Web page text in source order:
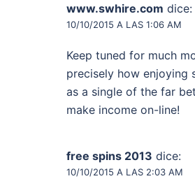
www.swhire.com dice:
10/10/2015 A LAS 1:06 AM
Keep tuned for much
precisely how enjoying
as a single of the far
make income on-line!
free spins 2013 dice:
10/10/2015 A LAS 2:03 AM